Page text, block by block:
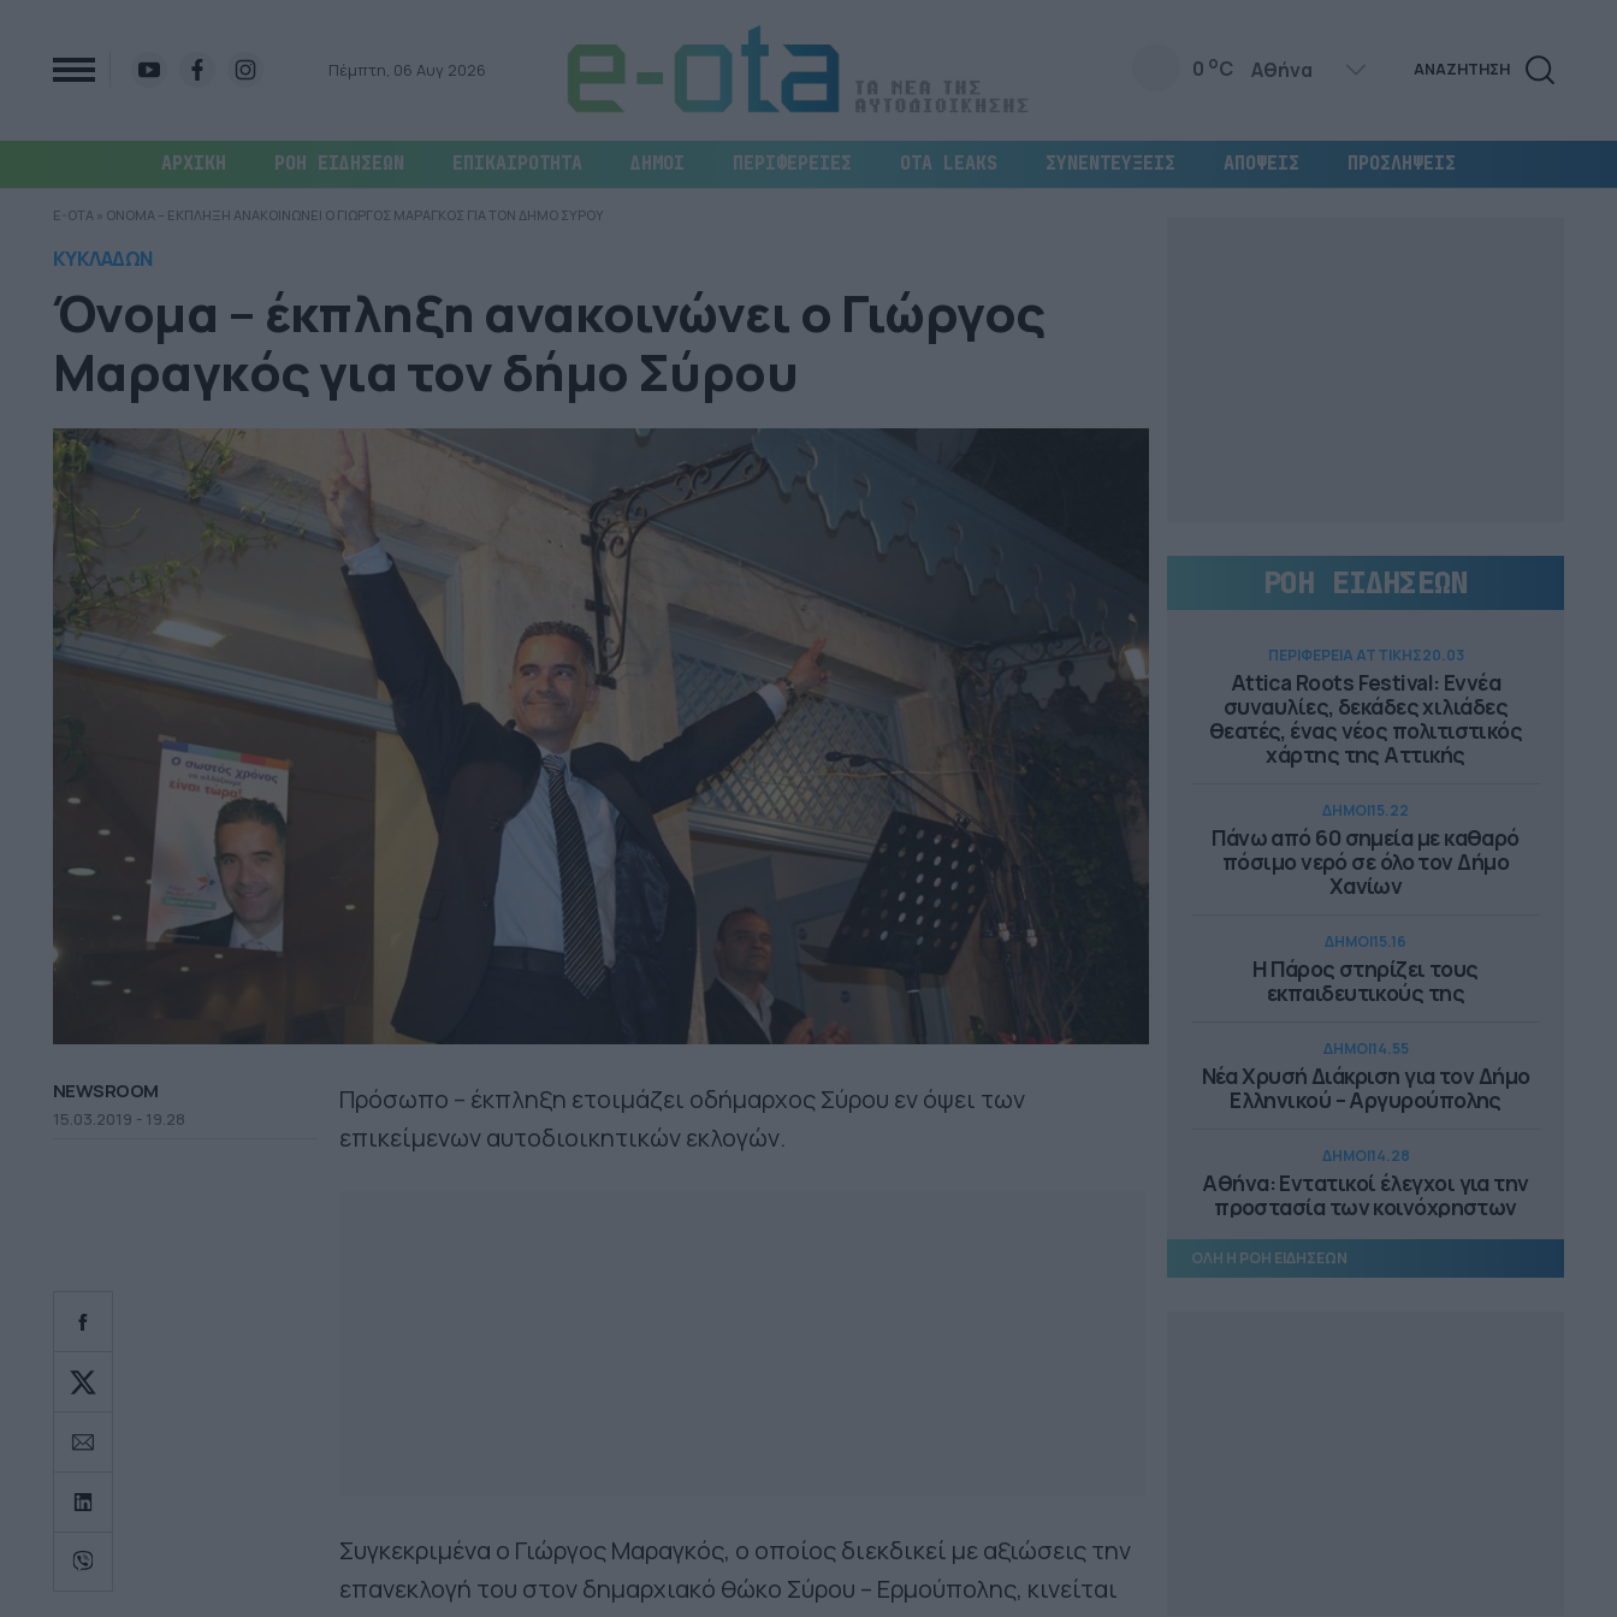
Πέμπτη, 06 Αυγ 2026 0 oC ΑΝΑΖΗΤΗΣΗ
ΑΡΧΙΚΗ ΡΟΗ ΕΙΔΗΣΕΩΝ ΕΠΙΚΑΙΡΟΤΗΤΑ ΔΗΜΟΙ ΠΕΡΙΦΕΡΕΙΕΣ OTA LEAKS ΣΥΝΕΝΤΕΥΞΕΙΣ ΑΠΟΨΕΙΣ ΠΡΟΣΛΗΨΕΙΣ
E-OTA » ΟΝΟΜΑ – ΕΚΠΛΗΞΗ ΑΝΑΚΟΙΝΩΝΕΙ Ο ΓΙΩΡΓΟΣ ΜΑΡΑΓΚΟΣ ΓΙΑ ΤΟΝ ΔΗΜΟ ΣΥΡΟΥ
ΚΥΚΛΑΔΩΝ
Όνομα – έκπληξη ανακοινώνει ο Γιώργος
Μαραγκός για τον δήμο Σύρου
NEWSROOM
15.03.2019 - 19.28
Πρόσωπο – έκπληξη ετοιμάζει οδήμαρχος Σύρου εν όψει των
επικείμενων αυτοδιοικητικών εκλογών.
Συγκεκριμένα ο Γιώργος Μαραγκός, ο οποίος διεκδικεί με αξιώσεις την
επανεκλογή του στον δημαρχιακό θώκο Σύρου – Ερμούπολης, κινείται
ΡΟΗ ΕΙΔΗΣΕΩΝ
ΠΕΡΙΦΕΡΕΙΑ ΑΤΤΙΚΗΣ20.03
Attica Roots Festival: Εννέα
συναυλίες, δεκάδες χιλιάδες
θεατές, ένας νέος πολιτιστικός
χάρτης της Αττικής
ΔΗΜΟΙ15.22
Πάνω από 60 σημεία με καθαρό
πόσιμο νερό σε όλο τον Δήμο
Χανίων
ΔΗΜΟΙ15.16
Η Πάρος στηρίζει τους
εκπαιδευτικούς της
ΔΗΜΟΙ14.55
Νέα Χρυσή Διάκριση για τον Δήμο
Ελληνικού – Αργυρούπολης
ΔΗΜΟΙ14.28
Αθήνα: Εντατικοί έλεγχοι για την
προστασία των κοινόχρηστων
ΟΛΗ Η ΡΟΗ ΕΙΔΗΣΕΩΝ